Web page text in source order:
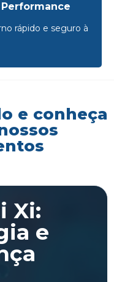
rápido e seguro à
e conheça
Xi:
e